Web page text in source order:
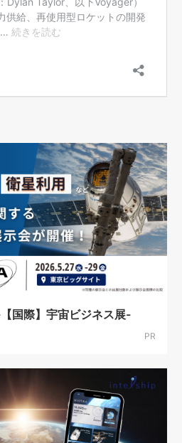
国際】宇宙ビジネス展-
PR